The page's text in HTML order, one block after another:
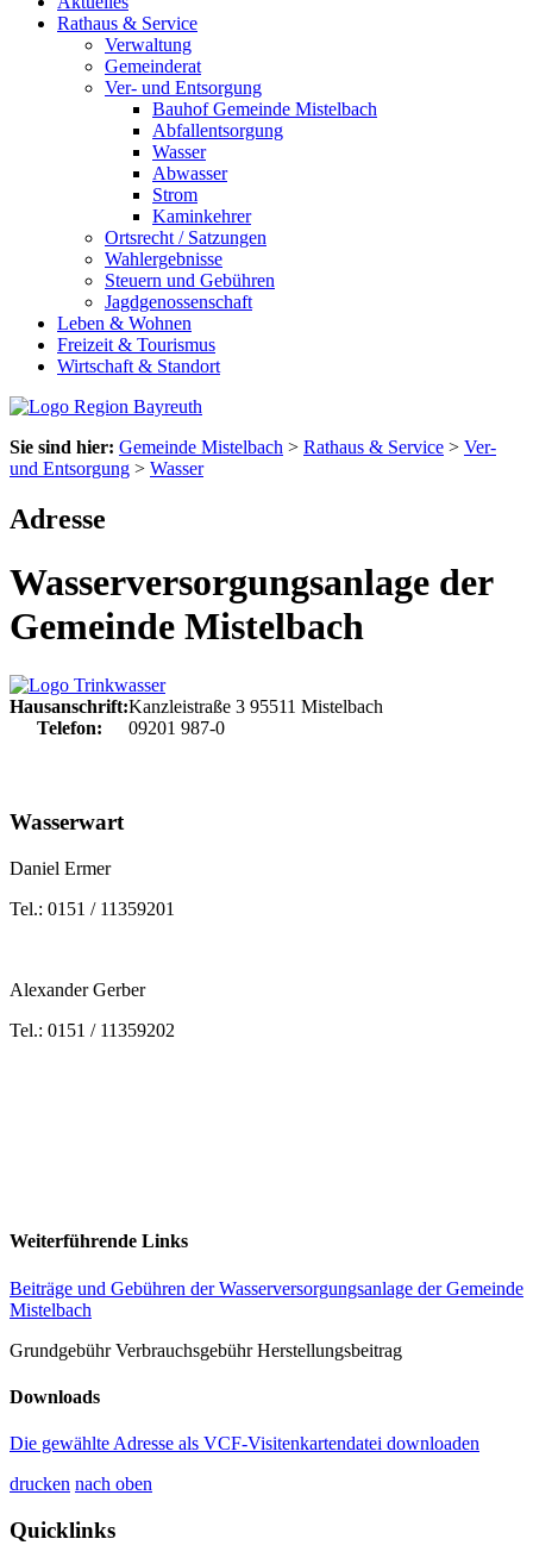
Rathaus & Service
Verwaltung
Gemeinderat
Ver- und Entsorgung
Bauhof Gemeinde Mistelbach
Abfallentsorgung
Wasser
Abwasser
Strom
Kaminkehrer
Ortsrecht / Satzungen
Wahlergebnisse
Steuern und Gebühren
Jagdgenossenschaft
Leben & Wohnen
Freizeit & Tourismus
Wirtschaft & Standort
Sie sind hier: Gemeinde Mistelbach > Rathaus & Service > Ver-
und Entsorgung > Wasser
Adresse
Wasserversorgungsanlage der
Gemeinde Mistelbach
Hausanschrift:Kanzleistraße 3 95511 Mistelbach
Telefon:
09201 987-0
Wasserwart
Daniel Ermer
Tel.: 0151 / 11359201
Alexander Gerber
Tel.: 0151 / 11359202
Weiterführende Links
Beiträge und Gebühren der Wasserversorgungsanlage der Gemeinde
Mistelbach
Grundgebühr Verbrauchsgebühr Herstellungsbeitrag
Downloads
Die gewählte Adresse als VCF-Visitenkartendatei downloaden
drucken nach oben
Quicklinks